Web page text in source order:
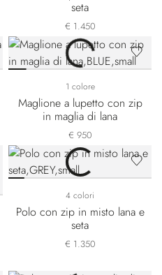
seta
€ 1.450
1 colore
Maglione a lupetto con zip
in maglia di lana
€ 950
4 colori
Polo con zip in misto lana e
seta
€ 1.350